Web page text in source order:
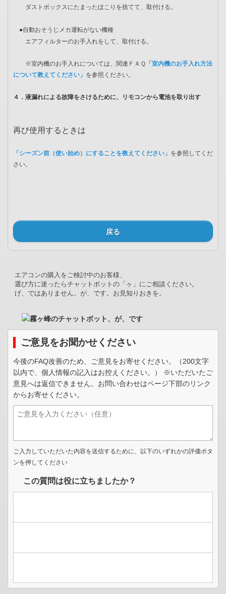
ダストボックスにたまったほこりを捨てて、取付ける。
●自動おそうじメカ運転がない機種
エアフィルターのお手入れをして、取付ける。
※室内機のお手入れについては、関連ＦＡＱ 「室内機のお手入れ方法
について教えてください」 を参照ください。
４．液漏れによる故障をさけるために、リモコンから電池を取り出す
再び使用するときは
「シーズン前（使い始め）にすることを教えてください」 を参照してくだ
さい。
戻る
エアコンの購入をご検討中のお客様、
選び方に迷ったらチャットボットの「ヶ」にご相談ください。
げ、ではありません。が、です。お見知りおきを。
ご意見をお聞かせください
今後のFAQ改善のため、ご意見をお寄せください。（200文字
以内で、個人情報の記入はお控えください。） ※いただいたご
意見へは返信できません。お問い合わせはページ下部のリンク
からお寄せください。
ご入力していただいた内容を送信するために、以下のいずれかの評価ボタ
ンを押してください
この質問は役に立ちましたか？